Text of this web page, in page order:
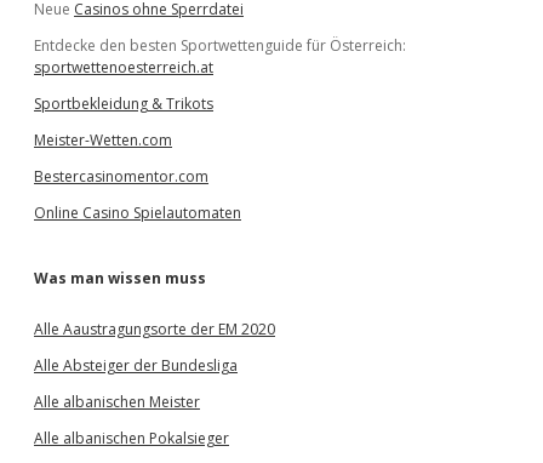
Neue Casinos ohne Sperrdatei
Entdecke den besten Sportwettenguide für Österreich:
sportwettenoesterreich.at
Sportbekleidung & Trikots
Meister-Wetten.com
Bestercasinomentor.com
Online Casino Spielautomaten
Was man wissen muss
Alle Aaustragungsorte der EM 2020
Alle Absteiger der Bundesliga
Alle albanischen Meister
Alle albanischen Pokalsieger